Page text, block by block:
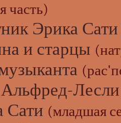
часть)
Эрика Сати
и старцы
Лесли
Сати (младшая